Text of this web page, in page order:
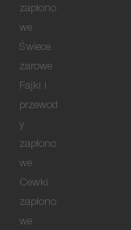
zapłono
we
Świece
żarowe
Fajki i
przewod
y
zapłono
we
Cewki
zapłono
we